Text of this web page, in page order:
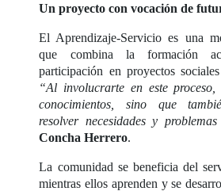
Un proyecto con vocación de
El Aprendizaje-Servicio es una
que combina la formación
participación en proyectos
“Al involucrarte en este
conocimientos, sino que
resolver necesidades y problemas
Concha Herrero.
La comunidad se beneficia del
mientras ellos aprenden y se